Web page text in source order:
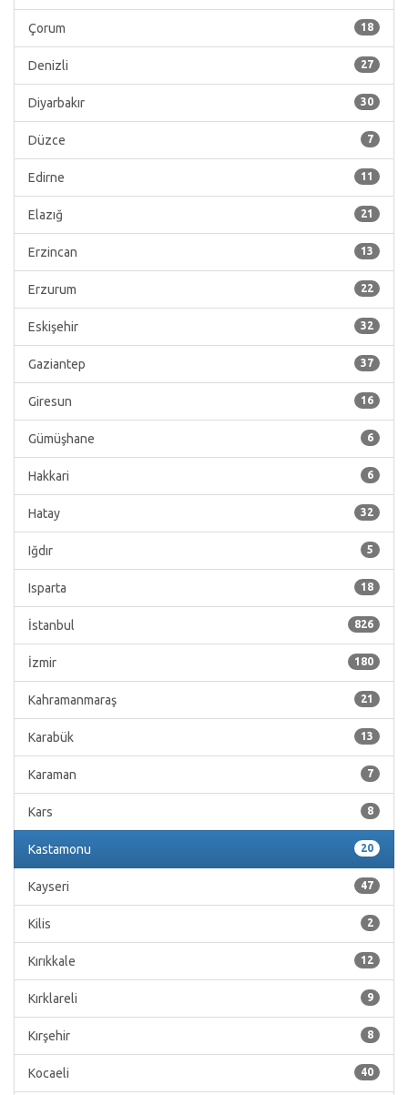
18
Çorum
27
Denizli
30
Diyarbakır
7
Düzce
11
Edirne
21
Elazığ
13
Erzincan
22
Erzurum
32
Eskişehir
37
Gaziantep
16
Giresun
6
Gümüşhane
6
Hakkari
32
Hatay
5
Iğdır
18
Isparta
826
İstanbul
180
İzmir
21
Kahramanmaraş
13
Karabük
7
Karaman
8
Kars
20
Kastamonu
47
Kayseri
2
Kilis
12
Kırıkkale
9
Kırklareli
8
Kırşehir
40
Kocaeli